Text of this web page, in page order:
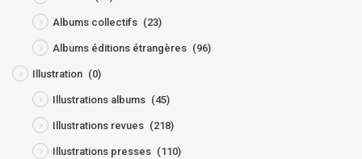
Albums collectifs (23)
Albums éditions étrangères (96)
Illustration (0)
Illustrations albums (45)
Illustrations revues (218)
Illustrations presses (110)